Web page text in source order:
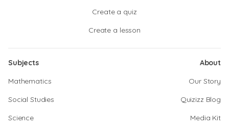
Create a quiz
Create a lesson
Subjects
Mathematics
Social Studies
Science
About
Our Story
Quizizz Blog
Media Kit